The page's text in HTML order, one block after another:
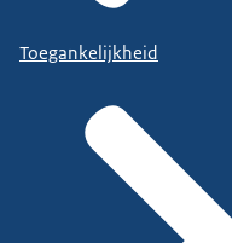
Toegankelijkheid